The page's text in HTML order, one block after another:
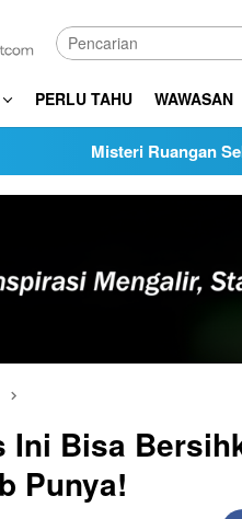
PERLU TAHU WAWASAN
​Misteri Ruangan Sekolah
Ini Bisa
Punya!